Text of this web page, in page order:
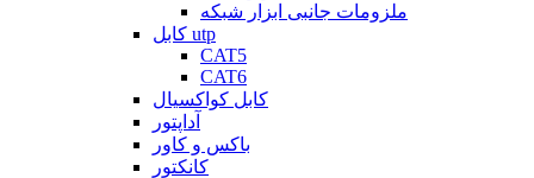
ملزومات جانبی ابزار شبکه
کابل utp
CAT5
CAT6
کابل کواکسیال
آداپتور
باکس و کاور
کانکتور